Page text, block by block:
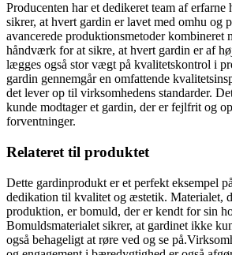
Producenten har et dedikeret team af
sikrer, at hvert gardin er lavet med omhu og
avancerede produktionsmetoder kombineret
håndværk for at sikre, at hvert gardin er af
lægges også stor vægt på kvalitetskontrol i
gardin gennemgår en omfattende
det lever op til virksomhedens standarder.
kunde modtager et gardin, der er fejlfrit og
forventninger.
Relateret til produktet
Dette gardinprodukt er et perfekt eksempel
dedikation til kvalitet og æstetik. Materialet,
produktion, er bomuld, der er kendt for sin
Bomuldsmaterialet sikrer, at gardinet ikke
også behageligt at røre ved og se